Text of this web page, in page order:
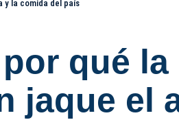
y la comida del país
qué
jaque el